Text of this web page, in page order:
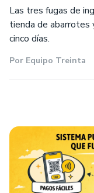
Las tres fugas de
tienda de abarrotes
cinco días.
Por Equipo Treinta